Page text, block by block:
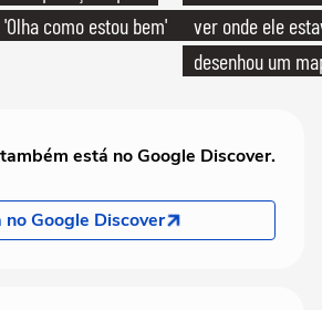
como estou bem'
ver onde ele
desenhou um
está no Google Discover.
no Google Discover